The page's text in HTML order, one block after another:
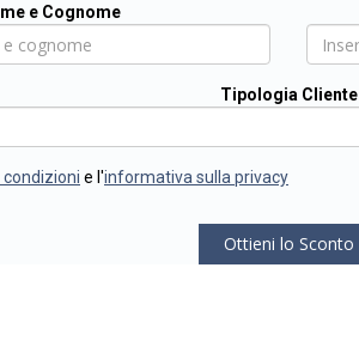
e Cognome
Tipologia Cliente
e l'informativa sulla privacy
Ottieni lo Sconto